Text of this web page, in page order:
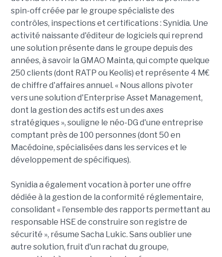
spin-off créée par le groupe spécialiste des
contrôles, inspections et certifications : Synidia. Une
activité naissante d'éditeur de logiciels qui reprend
une solution présente dans le groupe depuis des
années, à savoir la GMAO Mainta, qui compte quelque
250 clients (dont RATP ou Keolis) et représente 4 M€
de chiffre d'affaires annuel. « Nous allons pivoter
vers une solution d'Enterprise Asset Management,
dont la gestion des actifs est un des axes
stratégiques », souligne le néo-DG d'une entreprise
comptant près de 100 personnes (dont 50 en
Macédoine, spécialisées dans les services et le
développement de spécifiques).
Synidia a également vocation à porter une offre
dédiée à la gestion de la conformité réglementaire,
consolidant « l'ensemble des rapports permettant au
responsable HSE de construire son registre de
sécurité », résume Sacha Lukic. Sans oublier une
autre solution, fruit d'un rachat du groupe,